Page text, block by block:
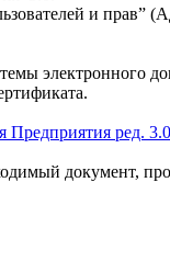
и прав”
электронного
Предприятия ред. 3.0
документ,